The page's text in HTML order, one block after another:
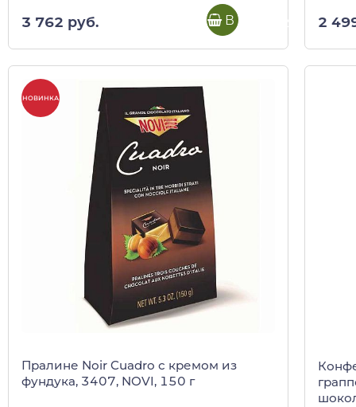
3 762 руб. В корзину 2
НОВИНКА
Пралине Noir Cuadro с кремом из
фундука, 3407, NOVI, 150 г